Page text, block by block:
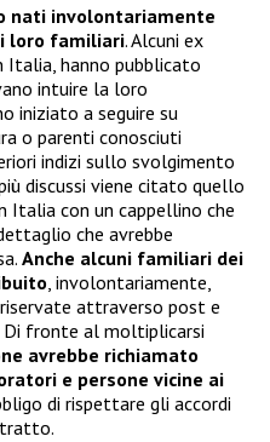
nati involontariamente
loro familiari. Alcuni ex
hanno pubblicato
intuire la loro
iniziato a seguire su
o parenti conosciuti
indizi sullo svolgimento
discussi viene citato quello
Italia con un cappellino che
che avrebbe
Anche alcuni familiari dei
, involontariamente,
attraverso post e
Di fronte al moltiplicarsi
avrebbe richiamato
e persone vicine ai
di rispettare gli accordi